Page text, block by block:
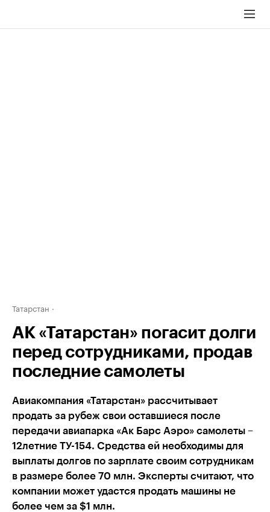
Татарстан
АК «Татарстан» погасит долги
перед сотрудниками, продав
последние самолеты
Авиакомпания «Татарстан» рассчитывает
продать за рубеж свои оставшиеся после
передачи авиапарка «Ак Барс Аэро» самолеты –
12летние ТУ-154. Средства ей необходимы для
выплаты долгов по зарплате своим сотрудникам
в размере более 70 млн. Эксперты считают, что
компании может удастся продать машины не
более чем за $1 млн.